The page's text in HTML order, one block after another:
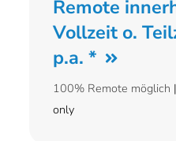
Remote
Vollzeit o.
p.a. *
100% Remote möglich
only